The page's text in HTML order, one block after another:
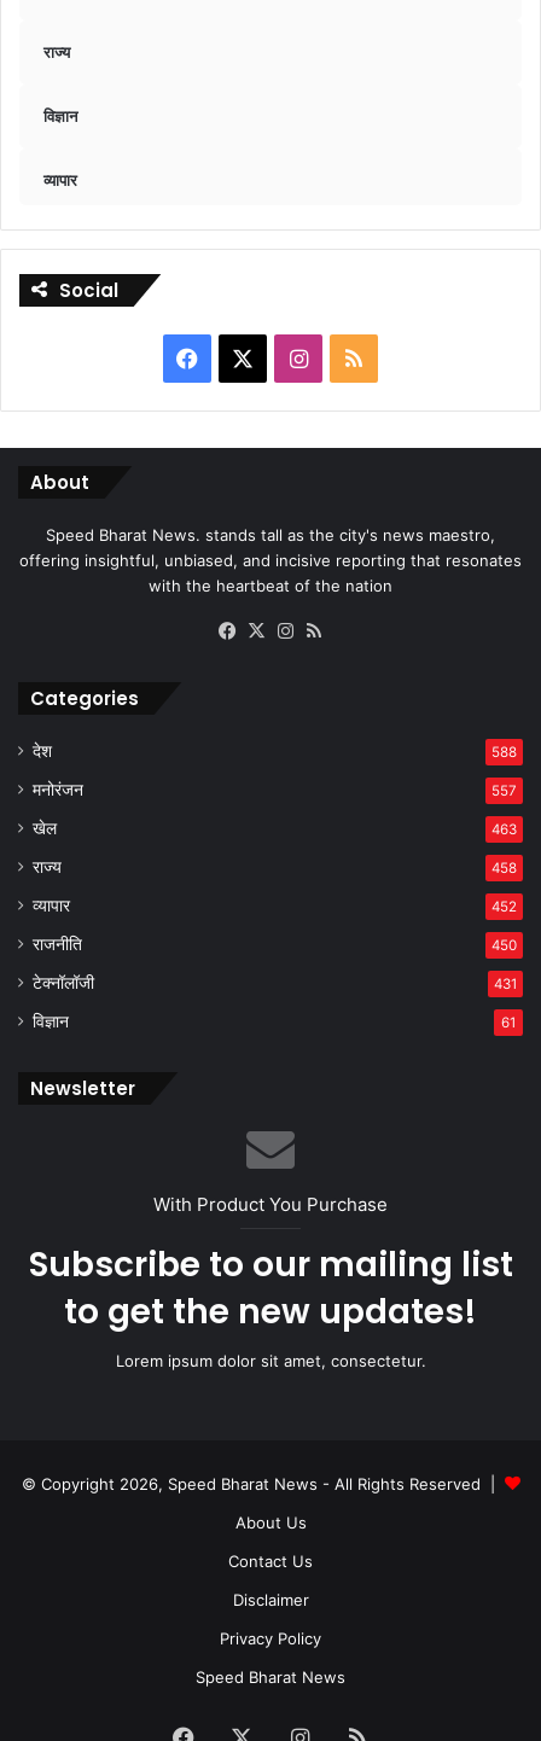
राज्य
विज्ञान
व्यापार
Social
Facebook Instagram
RSS
About
Speed Bharat News. stands tall as the city's news maestro,
offering insightful, unbiased, and incisive reporting that resonates
with the heartbeat of the nation
Facebook
X Instagram
Categories
देश 588
मनोरंजन 557
खेल 463
राज्य 458
व्यापार 452
राजनीति 450
टेक्नॉलॉजी 431
विज्ञान 61
Newsletter
With Product You Purchase
Subscribe to our mailing list
to get the new updates!
Lorem ipsum dolor sit amet, consectetur.
© Copyright 2026, Speed Bharat News - All Rights Reserved |
About Us
Contact Us
Disclaimer
Privacy Policy
Speed Bharat News
Facebook Instagram
RSS